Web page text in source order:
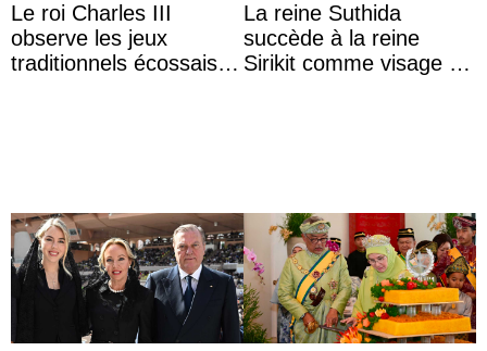
Le roi Charles III
observe les jeux
traditionnels écossais
La reine Suthida
succède à la reine
Sirikit comme visage de